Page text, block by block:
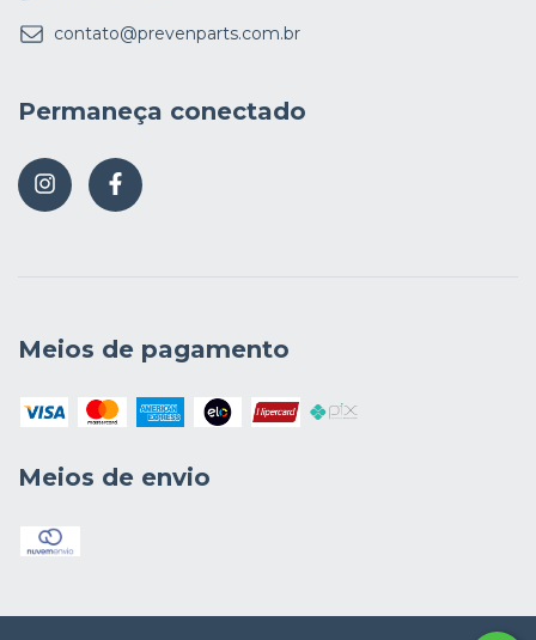
contato@prevenparts.com.br
Permaneça conectado
Meios de pagamento
Meios de envio